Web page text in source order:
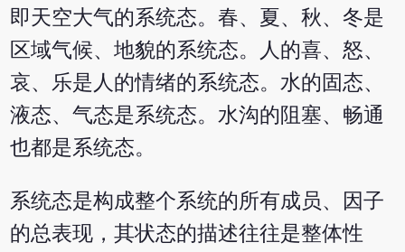
即天空大气的系统态。春、夏、秋、冬是
区域气候、地貌的系统态。人的喜、怒、
哀、乐是人的情绪的系统态。水的固态、
液态、气态是系统态。水沟的阻塞、畅通
也都是系统态。
系统态是构成整个系统的所有成员、因子
的总表现，其状态的描述往往是整体性